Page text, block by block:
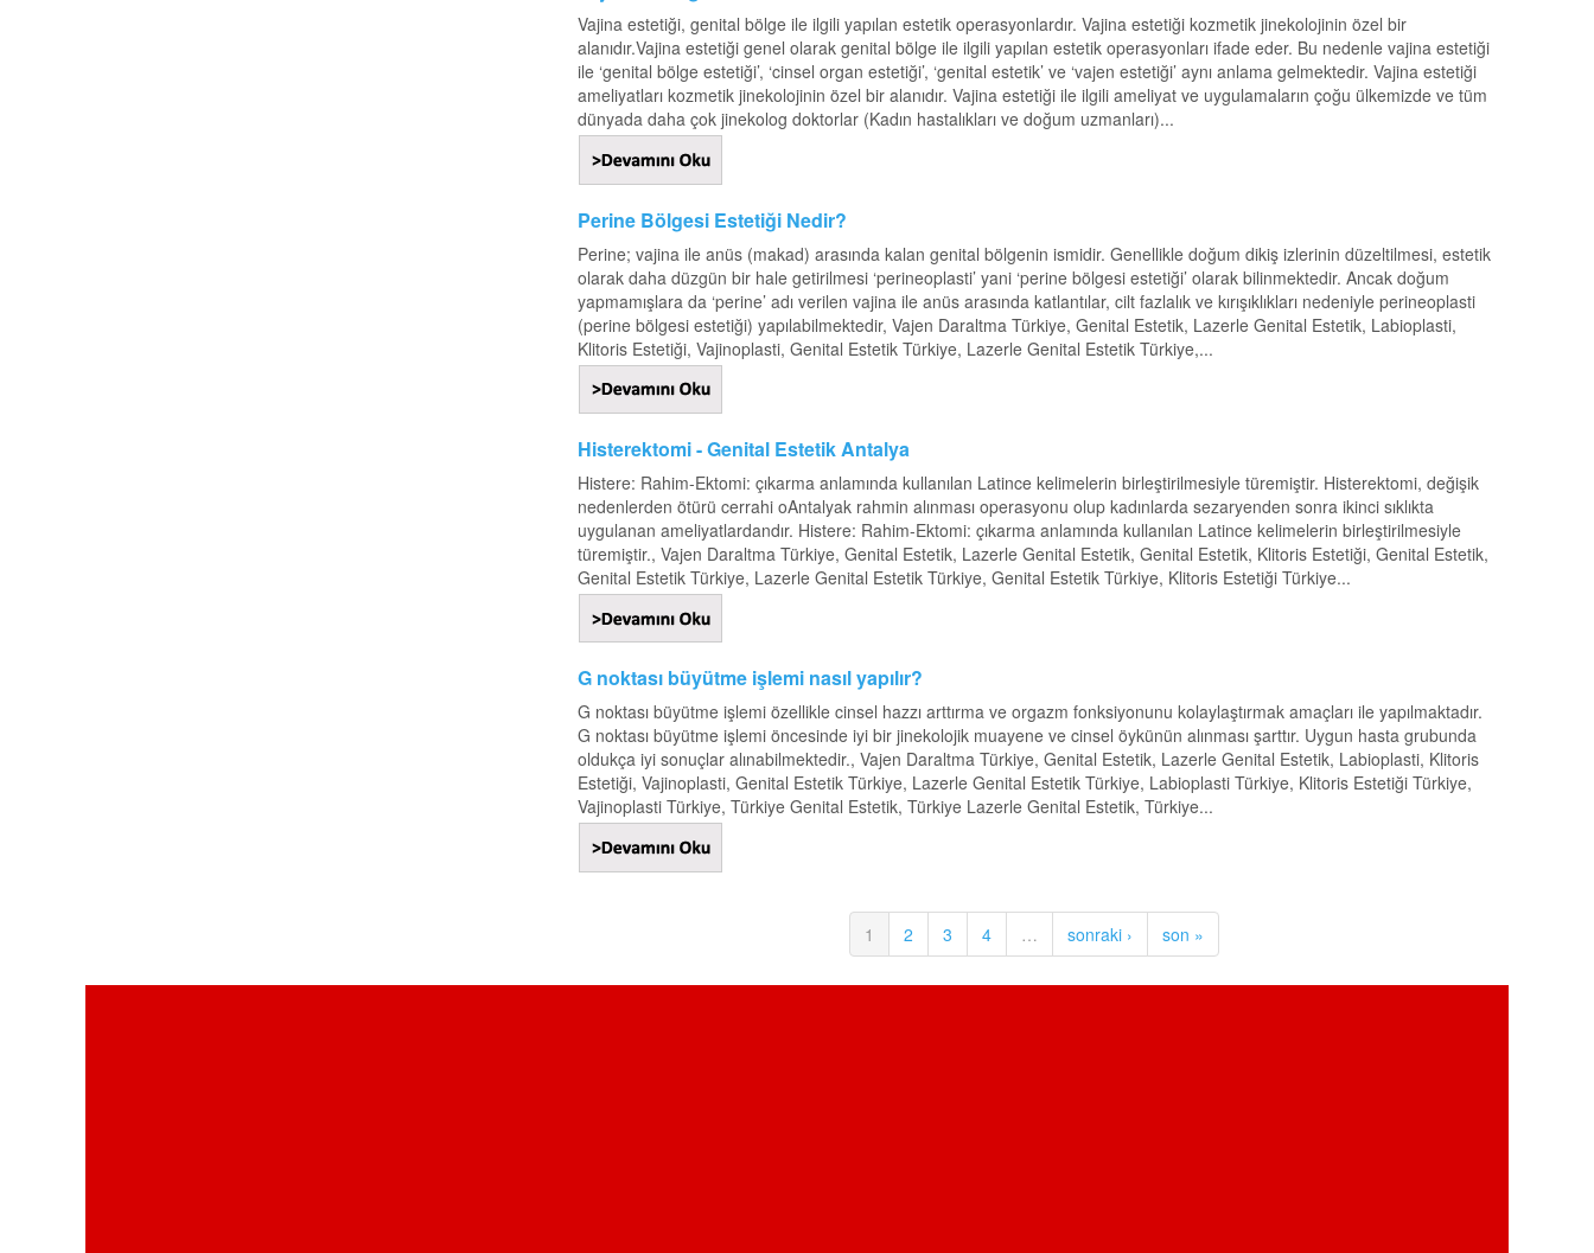
Vajina estetiği, genital bölge ile ilgili yapılan estetik operasyonlardır. Vajina estetiği kozmetik jinekolojinin özel bir
alanıdır.Vajina estetiği genel olarak genital bölge ile ilgili yapılan estetik operasyonları ifade eder. Bu nedenle vajina estetiği
ile ‘genital bölge estetiği’, ‘cinsel organ estetiği’, ‘genital estetik’ ve ‘vajen estetiği’ aynı anlama gelmektedir. Vajina estetiği
ameliyatları kozmetik jinekolojinin özel bir alanıdır. Vajina estetiği ile ilgili ameliyat ve uygulamaların çoğu ülkemizde ve tüm
dünyada daha çok jinekolog doktorlar (Kadın hastalıkları ve doğum uzmanları)...
Perine Bölgesi Estetiği Nedir?
Perine; vajina ile anüs (makad) arasında kalan genital bölgenin ismidir. Genellikle doğum dikiş izlerinin düzeltilmesi, estetik
olarak daha düzgün bir hale getirilmesi ‘perineoplasti’ yani ‘perine bölgesi estetiği’ olarak bilinmektedir. Ancak doğum
yapmamışlara da ‘perine’ adı verilen vajina ile anüs arasında katlantılar, cilt fazlalık ve kırışıklıkları nedeniyle perineoplasti
(perine bölgesi estetiği) yapılabilmektedir, Vajen Daraltma Türkiye, Genital Estetik, Lazerle Genital Estetik, Labioplasti,
Klitoris Estetiği, Vajinoplasti, Genital Estetik Türkiye, Lazerle Genital Estetik Türkiye,...
Histerektomi - Genital Estetik Antalya
Histere: Rahim-Ektomi: çıkarma anlamında kullanılan Latince kelimelerin birleştirilmesiyle türemiştir. Histerektomi, değişik
nedenlerden ötürü cerrahi oAntalyak rahmin alınması operasyonu olup kadınlarda sezaryenden sonra ikinci sıklıkta
uygulanan ameliyatlardandır. Histere: Rahim-Ektomi: çıkarma anlamında kullanılan Latince kelimelerin birleştirilmesiyle
türemiştir., Vajen Daraltma Türkiye, Genital Estetik, Lazerle Genital Estetik, Genital Estetik, Klitoris Estetiği, Genital Estetik,
Genital Estetik Türkiye, Lazerle Genital Estetik Türkiye, Genital Estetik Türkiye, Klitoris Estetiği Türkiye...
G noktası büyütme işlemi nasıl yapılır?
G noktası büyütme işlemi özellikle cinsel hazzı arttırma ve orgazm fonksiyonunu kolaylaştırmak amaçları ile yapılmaktadır.
G noktası büyütme işlemi öncesinde iyi bir jinekolojik muayene ve cinsel öykünün alınması şarttır. Uygun hasta grubunda
oldukça iyi sonuçlar alınabilmektedir., Vajen Daraltma Türkiye, Genital Estetik, Lazerle Genital Estetik, Labioplasti, Klitoris
Estetiği, Vajinoplasti, Genital Estetik Türkiye, Lazerle Genital Estetik Türkiye, Labioplasti Türkiye, Klitoris Estetiği Türkiye,
Vajinoplasti Türkiye, Türkiye Genital Estetik, Türkiye Lazerle Genital Estetik, Türkiye...
1 2 3 4 … sonraki › son »